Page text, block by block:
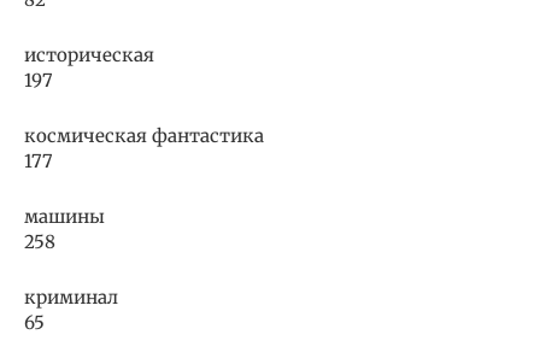
историческая
197
космическая фантастика
177
машины
258
криминал
65